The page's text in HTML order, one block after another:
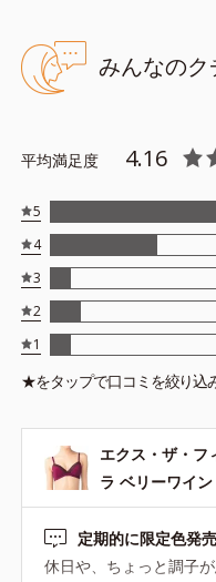
みんなのク
平均満足度 4.16
5
4
3
2
1
★をタップで口コミを絞り込
エクス・ザ・フ
ラ ベリーワイン
定期的に限定色発
休日や、ちょっと調子